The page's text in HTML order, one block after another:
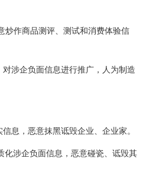
炒作商品测评、测试和消费体验信
对涉企负面信息进行推广，人为制造
息，恶意抹黑诋毁企业、企业家。
化涉企负面信息，恶意碰瓷、诋毁其